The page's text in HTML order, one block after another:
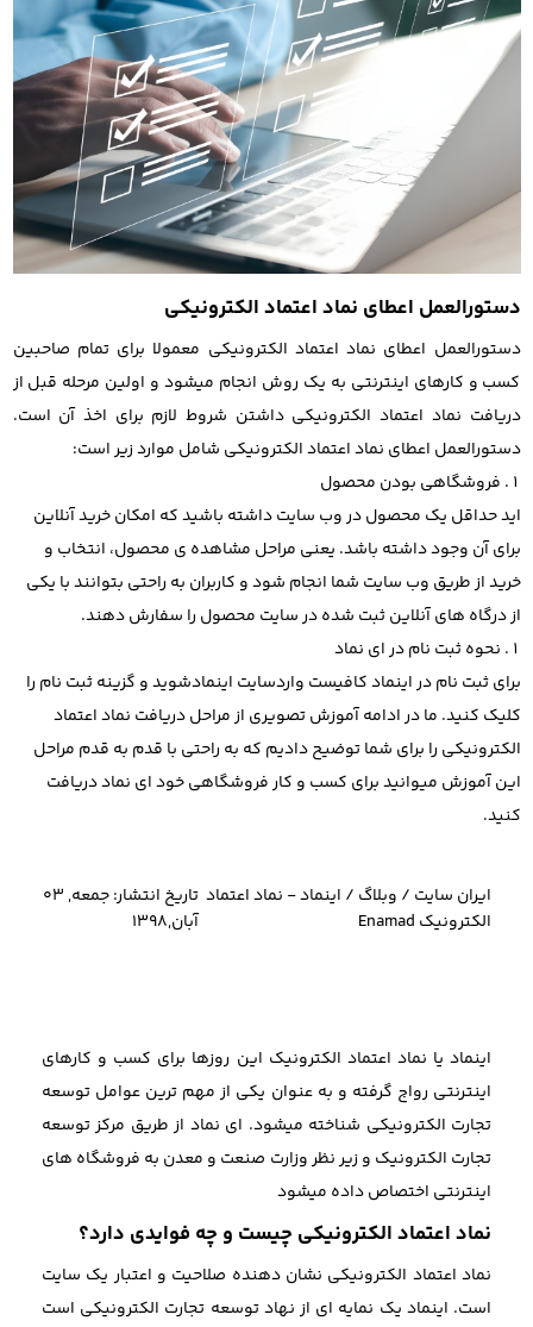
دستورالعمل اعطای نماد اعتماد الکترونیکی
دستورالعمل اعطای نماد اعتماد الکترونیکی معمولا برای تمام صاحبین
کسب و کارهای اینترنتی به یک روش انجام میشود و اولین مرحله قبل از
دریافت نماد اعتماد الکترونیکی داشتن شروط لازم برای اخذ آن است.
دستورالعمل اعطای نماد اعتماد الکترونیکی شامل موارد زیر است:
فروشگاهی بودن محصول
اید حداقل یک محصول در وب سایت داشته باشید که امکان خرید آنلاین
برای آن وجود داشته باشد. یعنی مراحل مشاهده ی محصول، انتخاب و
خرید از طریق وب سایت شما انجام شود و کاربران به راحتی بتوانند با یکی
از درگاه های آنلاین ثبت شده در سایت محصول را سفارش دهند.
نحوه ثبت نام در ای نماد
برای ثبت نام در اینماد کافیست واردسایت اینمادشوید و گزینه ثبت نام را
کلیک کنید. ما در ادامه آموزش تصویری از مراحل دریافت نماد اعتماد
الکترونیکی را برای شما توضیح دادیم که به راحتی با قدم به قدم مراحل
این آموزش میوانید برای کسب و کار فروشگاهی خود ای نماد دریافت
کنید.
ایران سایت / وبلاگ / اینماد - نماد اعتماد
الکترونیک Enamad
تاریخ انتشار:
جمعه, 03
آبان,1398
اینماد یا نماد اعتماد الکترونیک این روزها برای کسب و کارهای
اینترنتی رواج گرفته و به عنوان یکی از مهم ترین عوامل توسعه
تجارت الکترونیکی شناخته میشود. ای نماد از طریق مرکز توسعه
تجارت الکترونیک و زیر نظر وزارت صنعت و معدن به فروشگاه های
اینترنتی اختصاص داده میشود
نماد اعتماد الکترونیکی چیست و چه فوایدی دارد؟
نماد اعتماد الکترونیکی نشان دهنده صلاحیت و اعتبار یک سایت
است. اینماد یک نمایه ای از نهاد توسعه تجارت الکترونیکی است